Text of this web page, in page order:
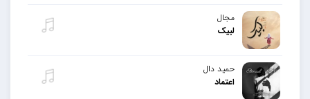
مجال
لبیک
حمید دال
اعتماد